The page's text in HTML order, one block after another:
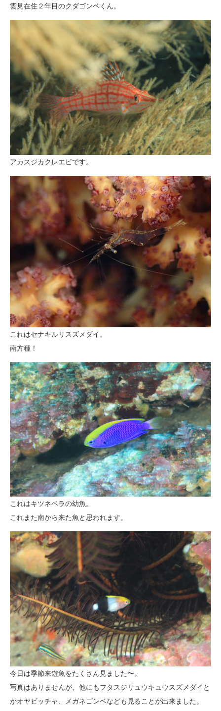
雲見在住２年目のクダゴンベくん。
アカスジカクレエビです。
これはセナキルリスズメダイ。
南方種！
これはキツネベラの幼魚。
これまた南から来た魚と思われます。
今日は季節来遊魚をたくさん見ました〜。
写真はありませんが、他にもフタスジリュウキュウスズメダイと
かオヤビッチャ、メガネゴンベなども見ることが出来ました。